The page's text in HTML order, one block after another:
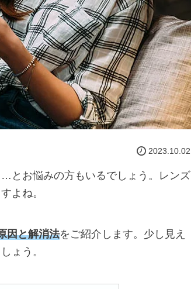
2023.10.02
とお悩みの方もいるでしょう。レンズ
よね。
因と解消法をご紹介します。少し見え
ょう。